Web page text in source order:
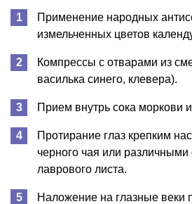
Применение народных
измельченных цветов
Компрессы с отварами из
василька синего, клевера).
Прием внутрь сока моркови
Протирание глаз крепким
черного чая или различными
лаврового листа.
Наложение на глазные веки